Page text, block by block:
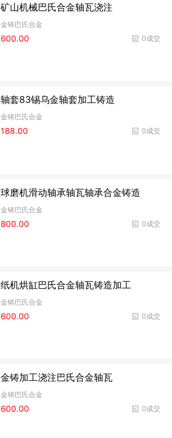
矿山机械巴氏合金轴瓦浇注
金铸巴氏合金
0成交
600.00
轴套83锡乌金轴套加工铸造
金铸巴氏合金
0成交
188.00
球磨机滑动轴承轴瓦轴承合金铸造
金铸巴氏合金
0成交
800.00
纸机烘缸巴氏合金轴瓦铸造加工
金铸巴氏合金
0成交
600.00
金铸加工浇注巴氏合金轴瓦
金铸巴氏合金
0成交
600.00